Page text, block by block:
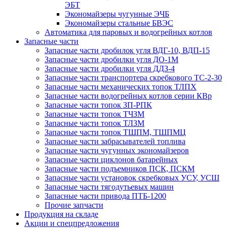
ЭБТ
Экономайзеры чугунные ЭЧБ
Экономайзеры стальные БВЭС
Автоматика для паровых и водогрейных котлов
Запасные части
Запасные части дробилок угля ВДГ-10, ВДП-15
Запасные части дробилки угля ДО-1М
Запасные части дробилки угля ДДЗ-4
Запасные части транспортера скребкового ТС-2-30
Запасные части механических топок ТЛПХ
Запасные части водогрейных котлов серии КВр
Запасные части топок ЗП-РПК
Запасные части топок ТЧЗМ
Запасные части топок ТЛЗМ
Запасные части топок ТШПМ, ТШПМЦ
Запасные части забрасывателей топлива
Запасные части чугунных экономайзеров
Запасные части циклонов батарейных
Запасные части подъемников ПСК, ПСКМ
Запасные части установок скребковых УСУ, УСШ
Запасные части тягодутьевых машин
Запасные части привода ПТБ-1200
Прочие запчасти
Продукция на складе
Акции и спецпредложения